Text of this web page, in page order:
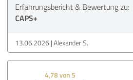
Erfahrungsbericht & Bewertung zu:
CAPS+
13.06.2026 Alexander S.
4,78 von 5